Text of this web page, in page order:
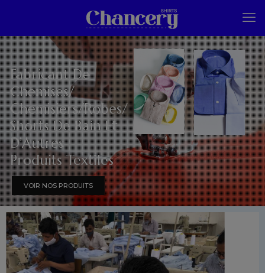
Fabricant De
Chemises/
Chemisiers/Robes/
Shorts De Bain Et
D’Autres
Produits Textiles
VOIR NOS PRODUITS